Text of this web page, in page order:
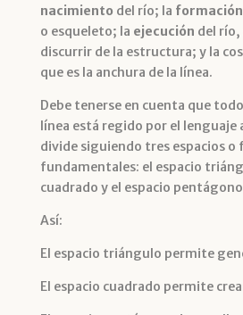
nacimiento del río; la
o esqueleto; la ejecución del
discurrir de la estructura; y la
que es la anchura de la línea.
Debe tenerse en cuenta que
línea está regido por el lenguaje
divide siguiendo tres espacios o
fundamentales: el espacio
cuadrado y el espacio
Así:
El espacio triángulo permite
El espacio cuadrado permite